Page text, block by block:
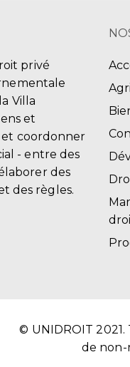
privé
Villa
et
et coordonner
- entre des
des
des règles.
© UNIDROIT
de non-